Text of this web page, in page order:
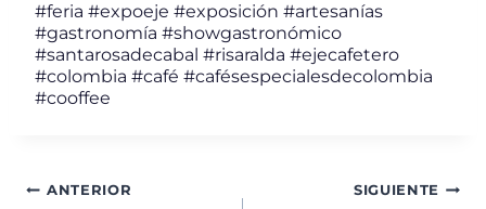
#feria #expoeje #exposición #artesanías
#gastronomía #showgastronómico
#santarosadecabal #risaralda #ejecafetero
#colombia #café #cafésespecialesdecolombia
#cooffee
ANTERIOR SIGUIENTE